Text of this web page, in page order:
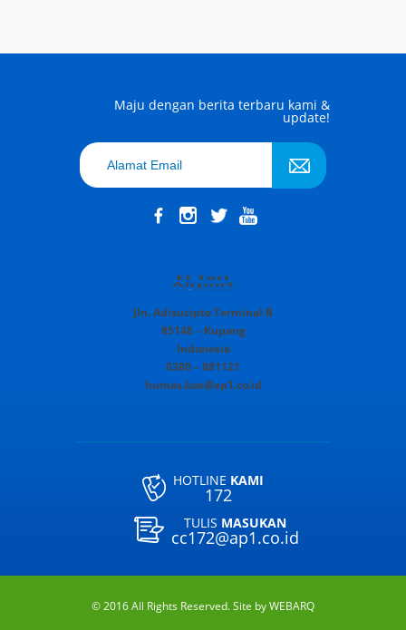
Maju dengan berita terbaru kami &
update!
Jln. Adisucipto Terminal B
85148 – Kupang
Indonesia
0380 – 881121
humas.koe@ap1.co.id
HOTLINE KAMI
172
TULIS MASUKAN
cc172@ap1.co.id
© 2016 All Rights Reserved. Site byWEBARQ